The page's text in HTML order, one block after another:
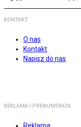
KONTAKT
O nas
Kontakt
Napisz do nas
REKLAMA I PRENUMERATA